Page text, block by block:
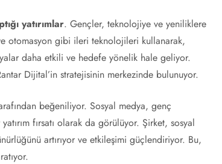
yatırımlar. Gençler, teknolojiye ve yeniliklere
otomasyon gibi ileri teknolojileri kullanarak,
daha etkili ve hedefe yönelik hale geliyor.
Dijital’in stratejisinin merkezinde bulunuyor.
beğeniliyor. Sosyal medya, genç
fırsatı olarak da görülüyor. Şirket, sosyal
artırıyor ve etkileşimi güçlendiriyor. Bu,